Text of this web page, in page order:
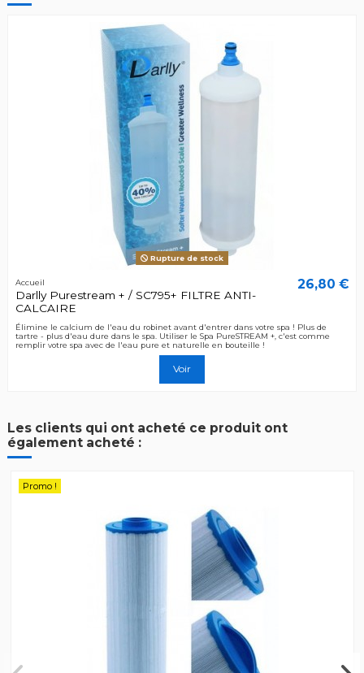
Rupture de stock
Accueil
Darlly Purestream + / SC795+ FILTRE ANTI-
CALCAIRE
26,80 €
Élimine le calcium de l'eau du robinet avant d'entrer dans votre spa ! Plus de
tartre - plus d'eau dure dans le spa. Utiliser le Spa PureSTREAM +, c'est comme
remplir votre spa avec de l'eau pure et naturelle en bouteille !
Voir
Les clients qui ont acheté ce produit ont
également acheté :
Promo !